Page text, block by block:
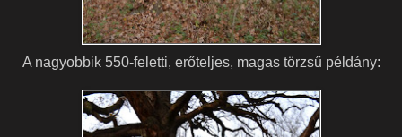
A nagyobbik 550-feletti, erőteljes, magas törzsű példány: